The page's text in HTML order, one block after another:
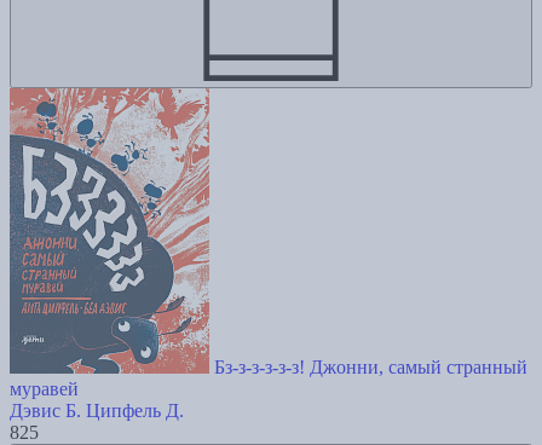
Бз-з-з-з-з-з! Джонни, самый странный
муравей
Дэвис Б. Ципфель Д.
825